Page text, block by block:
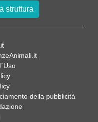
struttura
della pubblicità